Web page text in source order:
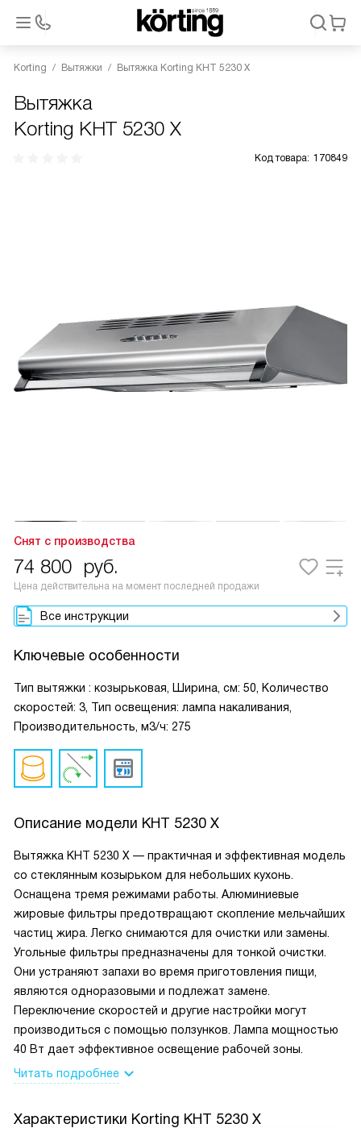
Korting Вытяжки Вытяжка Korting KHT 5230 X
Вытяжка
Korting KHT 5230 X
Код товара: 170849
Снят с производства
74 800 руб.
Цена действительна на момент последней продажи
Все инструкции
Ключевые особенности
Тип вытяжки : козырьковая, Ширина, см: 50, Количество
скоростей: 3, Тип освещения: лампа накаливания,
Производительность, м3/ч: 275
Описание модели KHT 5230 X
Вытяжка KHT 5230 X — практичная и эффективная модель
со стеклянным козырьком для небольших кухонь.
Оснащена тремя режимами работы. Алюминиевые
жировые фильтры предотвращают скопление мельчайших
частиц жира. Легко снимаются для очистки или замены.
Угольные фильтры предназначены для тонкой очистки.
Они устраняют запахи во время приготовления пищи,
являются одноразовыми и подлежат замене.
Переключение скоростей и другие настройки могут
производиться с помощью ползунков. Лампа мощностью
40 Bт дает эффективное освещение рабочей зоны.
Читать подробнее
Характеристики Korting KHT 5230 X